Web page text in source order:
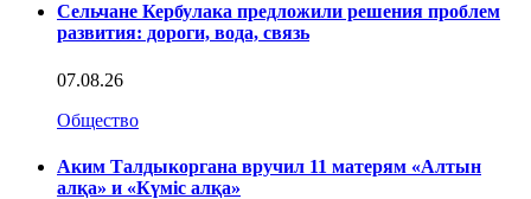
Сельчане Кербулака предложили решения проблем
развития: дороги, вода, связь
07.08.26
Общество
Аким Талдыкоргана вручил 11 матерям «Алтын
алқа» и «Күміс алқа»